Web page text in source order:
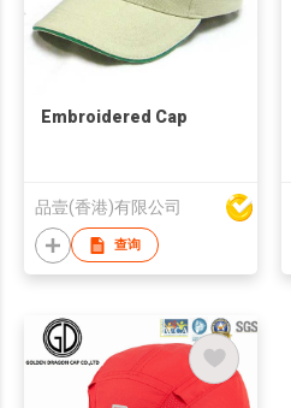
Embroidered Cap
品壹(香港)有限公司
查询